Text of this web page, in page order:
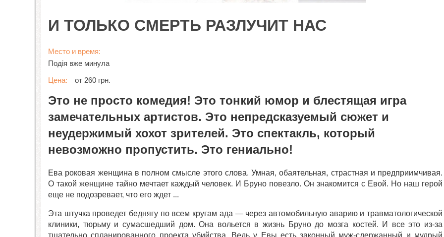
И ТОЛЬКО СМЕРТЬ РАЗЛУЧИТ НАС
Место и время:
Подія вже минула
Цена:
от 260 грн.
Это не просто комедия! Это тонкий юмор и блестящая игра
замечательных артистов. Это непредсказуемый сюжет и
неудержимый хохот зрителей. Это спектакль, который
невозможно пропустить. Это гениально!
Ева роковая женщина в полном смысле этого слова. Умная, обаятельная, страстная и предприимчивая.
О такой женщине тайно мечтает каждый человек. И Бруно повезло. Он знакомится с Евой. Но наш герой
еще не подозревает, что его ждет ...
Эта штучка проведет беднягу по всем кругам ада — через автомобильную аварию и травматологической
клиники, тюрьму и сумасшедший дом. Она вольется в жизнь Бруно до мозга костей. И все это из-за
тщательно спланированного проекта убийства. Ведь у Евы есть законный муж-сдержанный и мудрый